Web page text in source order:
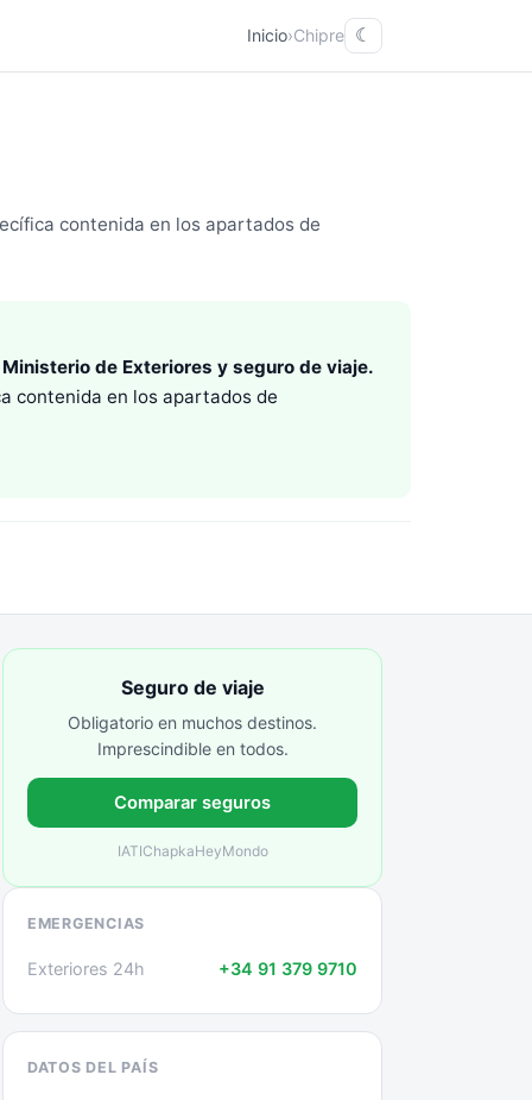
Inicio›Chipre ☾
contenida en los apartados de
de Exteriores y seguro de viaje.
contenida en los apartados de
Seguro de viaje
Obligatorio en muchos destinos.
Imprescindible en todos.
Comparar seguros
IATIChapkaHeyMondo
EMERGENCIAS
Exteriores 24h +34 91 379 9710
DATOS DEL PAÍS